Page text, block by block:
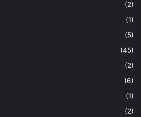
(2)
(1)
(5)
(45)
(2)
(6)
(1)
(2)